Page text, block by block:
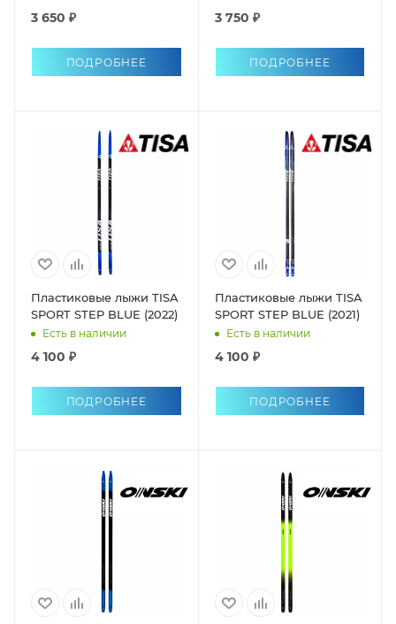
3 650 ₽
ПОДРОБНЕЕ
3 750 ₽
ПОДРОБНЕЕ
Пластиковые лыжи TISA
SPORT STEP BLUE (2022)
Есть в наличии
4 100 ₽
ПОДРОБНЕЕ
Пластиковые лыжи TISA
SPORT STEP BLUE (2021)
Есть в наличии
4 100 ₽
ПОДРОБНЕЕ